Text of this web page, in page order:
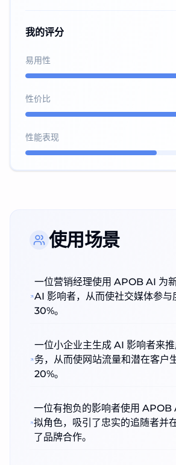
我的评分
易用性
性价比
性能表现
使用场景
一位营销经理使用 APOB AI 为
AI 影响者，从而使社交媒体参与
30%。
一位小企业主生成 AI 影响者来
务，从而使网站流量和潜在客户
20%。
一位有抱负的影响者使用 APOB
拟角色，吸引了忠实的追随者并
了品牌合作。